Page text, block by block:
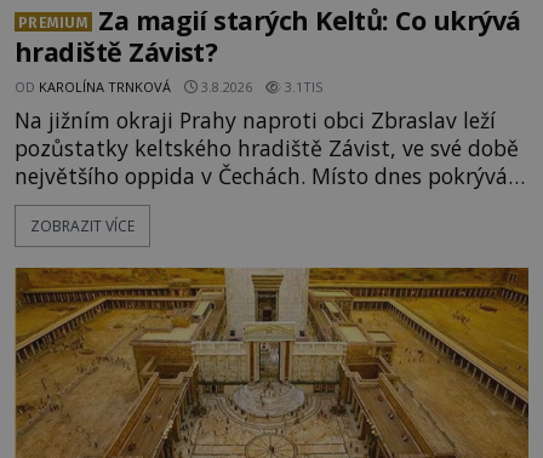
PREMIUM
Za magií starých Keltů: Co ukrývá
hradiště Závist?
OD KAROLÍNA TRNKOVÁ 3.8.2026 3.1TIS
Na jižním okraji Prahy naproti obci Zbraslav leží
pozůstatky keltského hradiště Závist, ve své době
největšího oppida v Čechách. Místo dnes pokrývá
les, zbytky po kdysi monumentálním hradišti jsou
ale v terénu patrné stále. Co dalšího tu po Keltech
vrch Hr
ZOBRAZIT VÍCE